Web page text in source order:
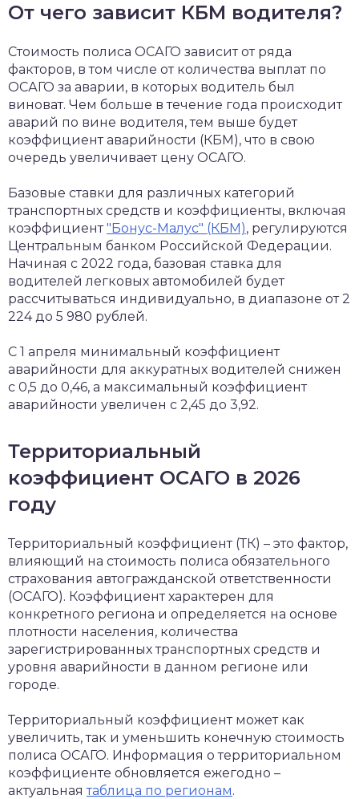
От чего зависит КБМ водителя?
Стоимость полиса ОСАГО зависит от ряда
факторов, в том числе от количества выплат по
ОСАГО за аварии, в которых водитель был
виноват. Чем больше в течение года происходит
аварий по вине водителя, тем выше будет
коэффициент аварийности (КБМ), что в свою
очередь увеличивает цену ОСАГО.
Базовые ставки для различных категорий
транспортных средств и коэффициенты, включая
коэффициент"Бонус-Малус" (КБМ), регулируются
Центральным банком Российской Федерации.
Начиная с 2022 года, базовая ставка для
водителей легковых автомобилей будет
рассчитываться индивидуально, в диапазоне от 2
224 до 5 980 рублей.
С 1 апреля минимальный коэффициент
аварийности для аккуратных водителей снижен
с 0,5 до 0,46, а максимальный коэффициент
аварийности увеличен с 2,45 до 3,92.
Территориальный
коэффициент ОСАГО в 2026
году
Территориальный коэффициент (ТК) – это фактор,
влияющий на стоимость полиса обязательного
страхования автогражданской ответственности
(ОСАГО). Коэффициент характерен для
конкретного региона и определяется на основе
плотности населения, количества
зарегистрированных транспортных средств и
уровня аварийности в данном регионе или
городе.
Территориальный коэффициент может как
увеличить, так и уменьшить конечную стоимость
полиса ОСАГО. Информация о территориальном
коэффициенте обновляется ежегодно –
актуальнаятаблица по регионам.